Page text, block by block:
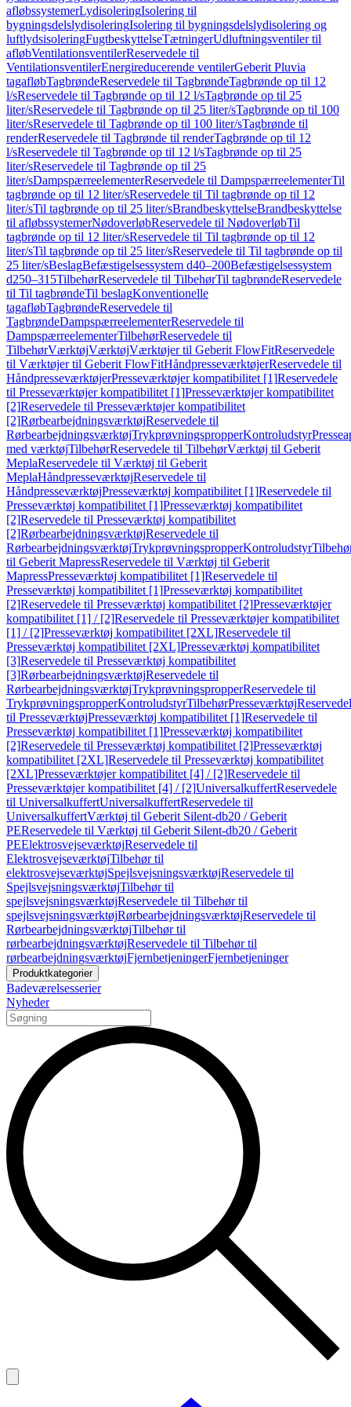
afløbssystemerLydisoleringIsolering til
bygningsdelslydisoleringIsolering til bygningsdelslydisolering og
luftlydsisoleringFugtbeskyttelseTætningerUdluftningsventiler til
afløbVentilationsventilerReservedele til
VentilationsventilerEnergireducerende ventilerGeberit Pluvia
tagafløbTagbrøndeReservedele til TagbrøndeTagbrønde op til 12
l/sReservedele til Tagbrønde op til 12 l/sTagbrønde op til 25
liter/sReservedele til Tagbrønde op til 25 liter/sTagbrønde op til 100
liter/sReservedele til Tagbrønde op til 100 liter/sTagbrønde til
renderReservedele til Tagbrønde til renderTagbrønde op til 12
l/sReservedele til Tagbrønde op til 12 l/sTagbrønde op til 25
liter/sReservedele til Tagbrønde op til 25
liter/sDampspærreelementerReservedele til DampspærreelementerTil
tagbrønde op til 12 liter/sReservedele til Til tagbrønde op til 12
liter/sTil tagbrønde op til 25 liter/sBrandbeskyttelseBrandbeskyttelse
til afløbssystemerNødoverløbReservedele til NødoverløbTil
tagbrønde op til 12 liter/sReservedele til Til tagbrønde op til 12
liter/sTil tagbrønde op til 25 liter/sReservedele til Til tagbrønde op til
25 liter/sBeslagBefæstigelsessystem d40–200Befæstigelsessystem
d250–315TilbehørReservedele til TilbehørTil tagbrøndeReservedele
til Til tagbrøndeTil beslagKonventionelle
tagafløbTagbrøndeReservedele til
TagbrøndeDampspærreelementerReservedele til
DampspærreelementerTilbehørReservedele til
TilbehørVærktøjVærktøjVærktøjer til Geberit FlowFitReservedele
til Værktøjer til Geberit FlowFitHåndpresseværktøjerReservedele til
HåndpresseværktøjerPresseværktøjer kompatibilitet [1]Reservedele
til Presseværktøjer kompatibilitet [1]Presseværktøjer kompatibilitet
[2]Reservedele til Presseværktøjer kompatibilitet
[2]RørbearbejdningsværktøjReservedele til
RørbearbejdningsværktøjTrykprøvningspropperKontroludstyr
med værktøjTilbehørReservedele til TilbehørVærktøj til Geberit
MeplaReservedele til Værktøj til Geberit
MeplaHåndpresseværktøjReservedele til
HåndpresseværktøjPresseværktøj kompatibilitet [1]Reservedele til
Presseværktøj kompatibilitet [1]Presseværktøj kompatibilitet
[2]Reservedele til Presseværktøj kompatibilitet
[2]RørbearbejdningsværktøjReservedele til
RørbearbejdningsværktøjTrykprøvningspropperKontroludstyr
til Geberit MapressReservedele til Værktøj til Geberit
MapressPresseværktøj kompatibilitet [1]Reservedele til
Presseværktøj kompatibilitet [1]Presseværktøj kompatibilitet
[2]Reservedele til Presseværktøj kompatibilitet [2]Presseværktøjer
kompatibilitet [1] / [2]Reservedele til Presseværktøjer kompatibilitet
[1] / [2]Presseværktøj kompatibilitet [2XL]Reservedele til
Presseværktøj kompatibilitet [2XL]Presseværktøj kompatibilitet
[3]Reservedele til Presseværktøj kompatibilitet
[3]RørbearbejdningsværktøjReservedele til
RørbearbejdningsværktøjTrykprøvningspropperReservedele til
TrykprøvningspropperKontroludstyrTilbehørPresseværktøj
til PresseværktøjPresseværktøj kompatibilitet [1]Reservedele til
Presseværktøj kompatibilitet [1]Presseværktøj kompatibilitet
[2]Reservedele til Presseværktøj kompatibilitet [2]Presseværktøj
kompatibilitet [2XL]Reservedele til Presseværktøj kompatibilitet
[2XL]Presseværktøjer kompatibilitet [4] / [2]Reservedele til
Presseværktøjer kompatibilitet [4] / [2]UniversalkuffertReservedele
til UniversalkuffertUniversalkuffertReservedele til
UniversalkuffertVærktøj til Geberit Silent-db20 / Geberit
PEReservedele til Værktøj til Geberit Silent-db20 / Geberit
PEElektrosvejseværktøjReservedele til
ElektrosvejseværktøjTilbehør til
elektrosvejseværktøjSpejlsvejsningsværktøjReservedele til
SpejlsvejsningsværktøjTilbehør til
spejlsvejsningsværktøjReservedele til Tilbehør til
spejlsvejsningsværktøjRørbearbejdningsværktøjReservedele til
RørbearbejdningsværktøjTilbehør til
rørbearbejdningsværktøjReservedele til Tilbehør til
rørbearbejdningsværktøjFjernbetjeningerFjernbetjeninger
Produktkategorier
Badeværelsesserier
Nyheder